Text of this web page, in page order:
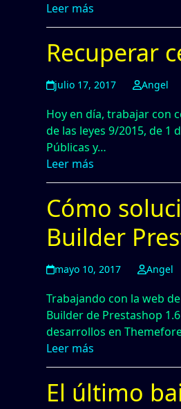
Leer más
Recuperar
julio 17, 2017 Angel
Hoy en día, trabajar con
de las leyes 9/2015, de
Públicas y…
Leer más
Cómo
Builder
mayo 10, 2017 Angel
Trabajando con la web
Builder de Prestashop
desarrollos en
Leer más
El último